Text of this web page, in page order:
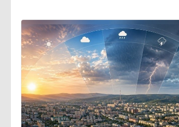
08:02, 5 августа Лес, которого нет в
отчётах
16:00, 4 августа «Ребёнок должен
хотеть учиться, а не просто идти в
школу с рюкзаком»: детский
психолог Наталья Малинина о
готовности к школе